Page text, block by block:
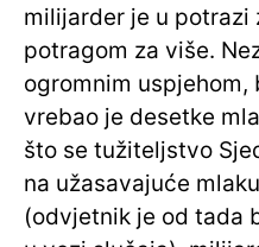
milijarder je u potrazi
potragom za više.
ogromnim
vrebao je desetke
što se tužiteljstvo
na užasavajuće
(odvjetnik je od tada